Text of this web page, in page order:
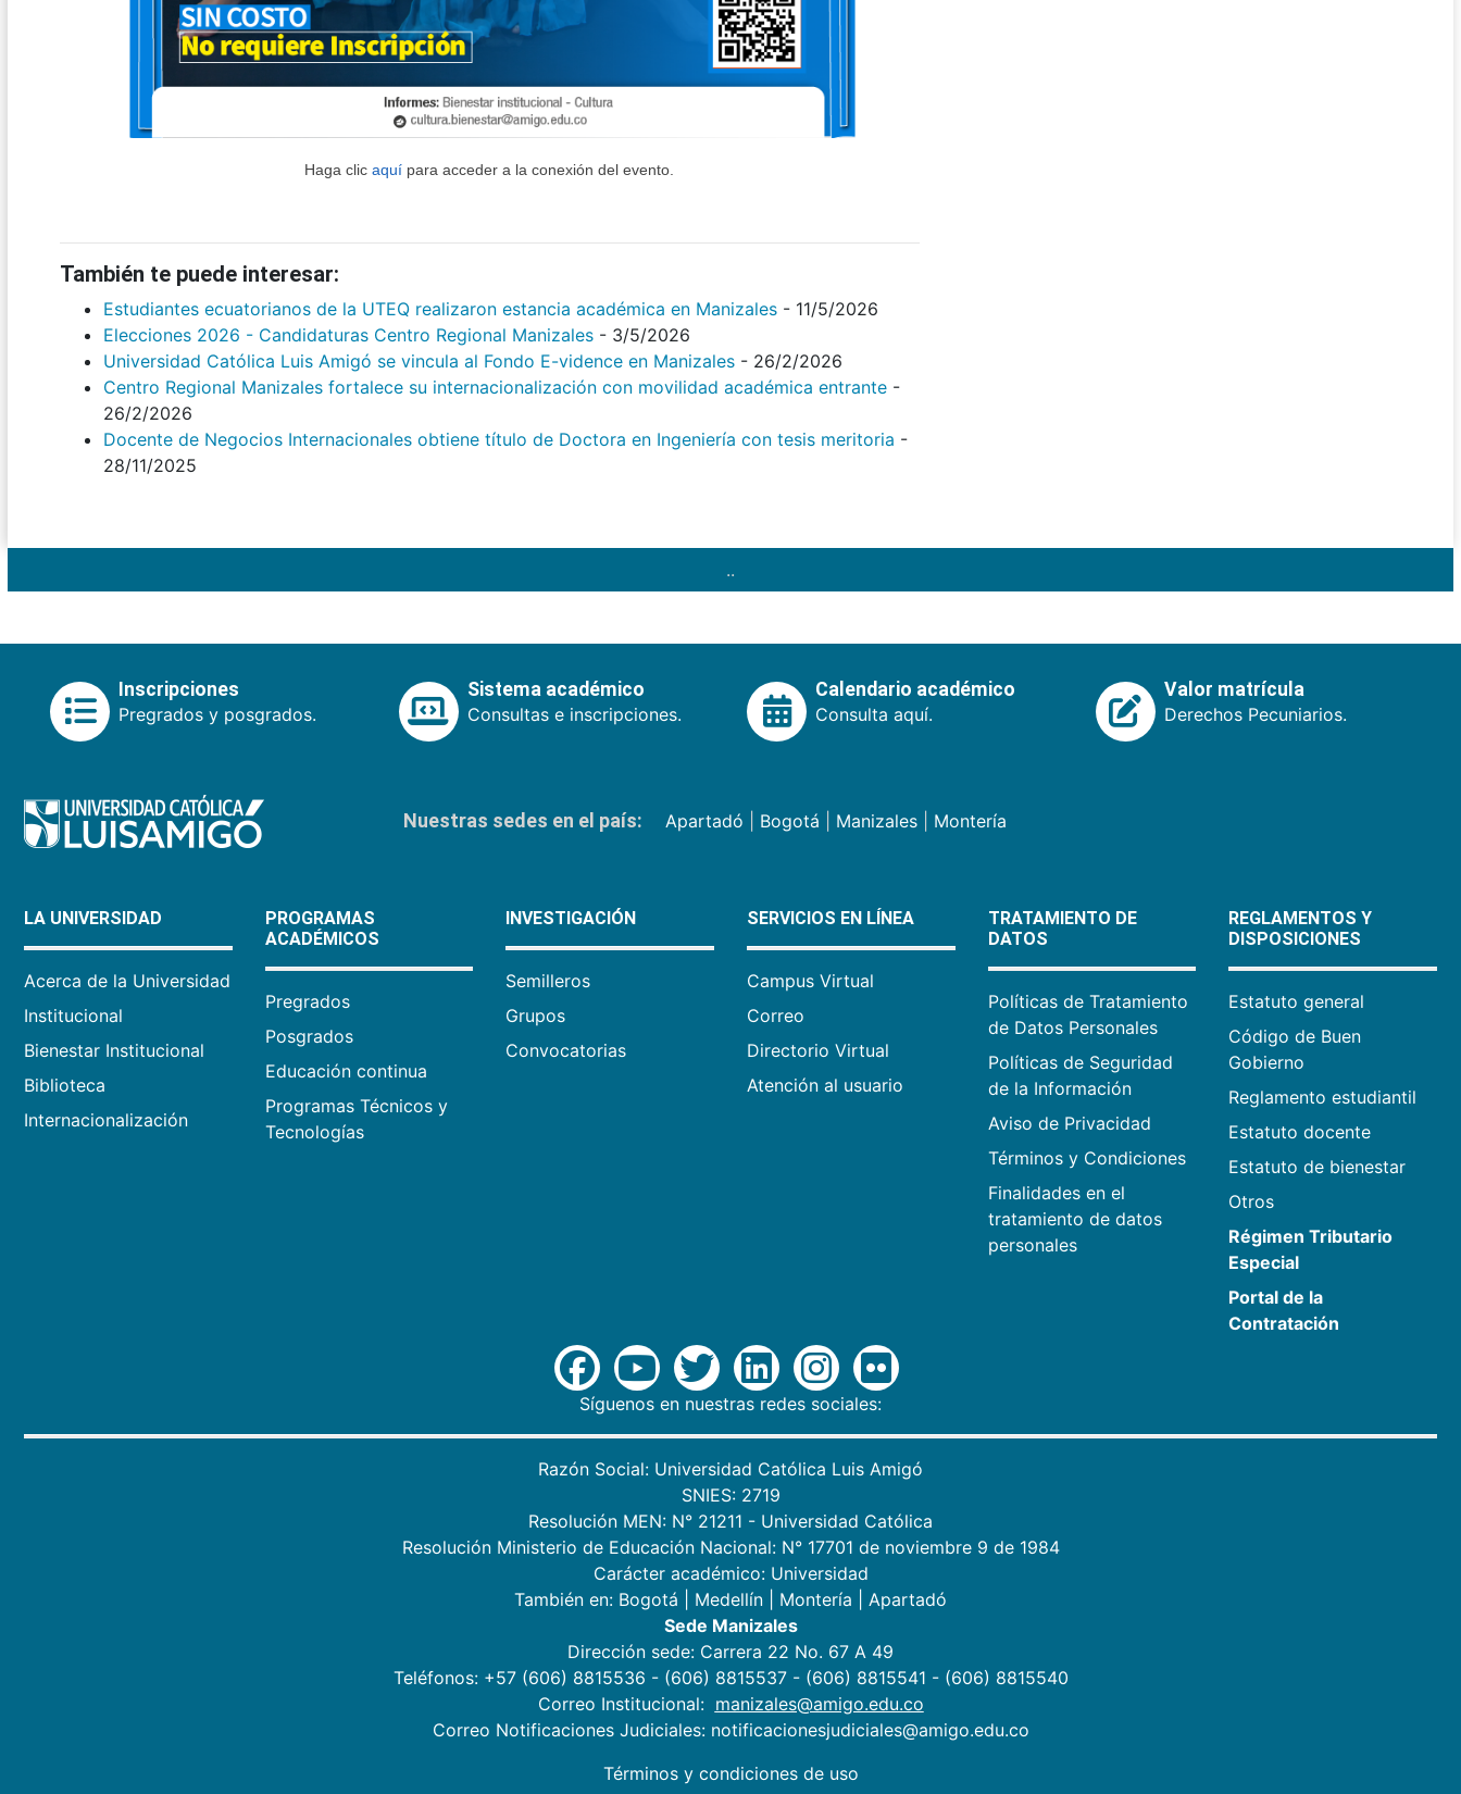
Haga clicaquí para acceder a la conexión del evento.
También te puede interesar:
Estudiantes ecuatorianos de la UTEQ realizaron estancia académica en Manizales - 11/5/2026
Elecciones 2026 - Candidaturas Centro Regional Manizales - 3/5/2026
Universidad Católica Luis Amigó se vincula al Fondo E-vidence en Manizales - 26/2/2026
Centro Regional Manizales fortalece su internacionalización con movilidad académica entrante -
26/2/2026
Docente de Negocios Internacionales obtiene título de Doctora en Ingeniería con tesis meritoria -
28/11/2025
..
Inscripciones
Pregrados y posgrados.
Sistema académico
Consultas e inscripciones.
Calendario académico
Consulta aquí.
Valor matrícula
Derechos Pecuniarios.
Nuestras sedes en el país: Apartadó Bogotá Manizales| Montería
LA UNIVERSIDAD
Acerca de la Universidad
Institucional
Bienestar Institucional
Biblioteca
Internacionalización
PROGRAMAS
ACADÉMICOS
Pregrados
Posgrados
Educación continua
Programas Técnicos y
Tecnologías
INVESTIGACIÓN
Semilleros
Grupos
Convocatorias
SERVICIOS EN LÍNEA
Campus Virtual
Correo
Directorio Virtual
Atención al usuario
TRATAMIENTO DE
DATOS
Políticas de Tratamiento
de Datos Personales
Políticas de Seguridad
de la Información
Aviso de Privacidad
Términos y Condiciones
Finalidades en el
tratamiento de datos
personales
REGLAMENTOS Y
DISPOSICIONES
Estatuto general
Código de Buen
Gobierno
Reglamento estudiantil
Estatuto docente
Estatuto de bienestar
Otros
Régimen Tributario
Especial
Portal de la
Contratación
Síguenos en nuestras redes sociales:
Razón Social: Universidad Católica Luis Amigó
SNIES: 2719
Resolución MEN: N° 21211 - Universidad Católica
Resolución Ministerio de Educación Nacional: N° 17701 de noviembre 9 de 1984
Carácter académico: Universidad
También en: Bogotá Medellín Montería
Apartadó
Sede Manizales
Dirección sede: Carrera 22 No. 67 A 49
Teléfonos: +57 (606) 8815536 - (606) 8815537 - (606) 8815541 - (606) 8815540
Correo Institucional: manizales@amigo.edu.co
Correo Notificaciones Judiciales: notificacionesjudiciales@amigo.edu.co
Términos y condiciones de uso